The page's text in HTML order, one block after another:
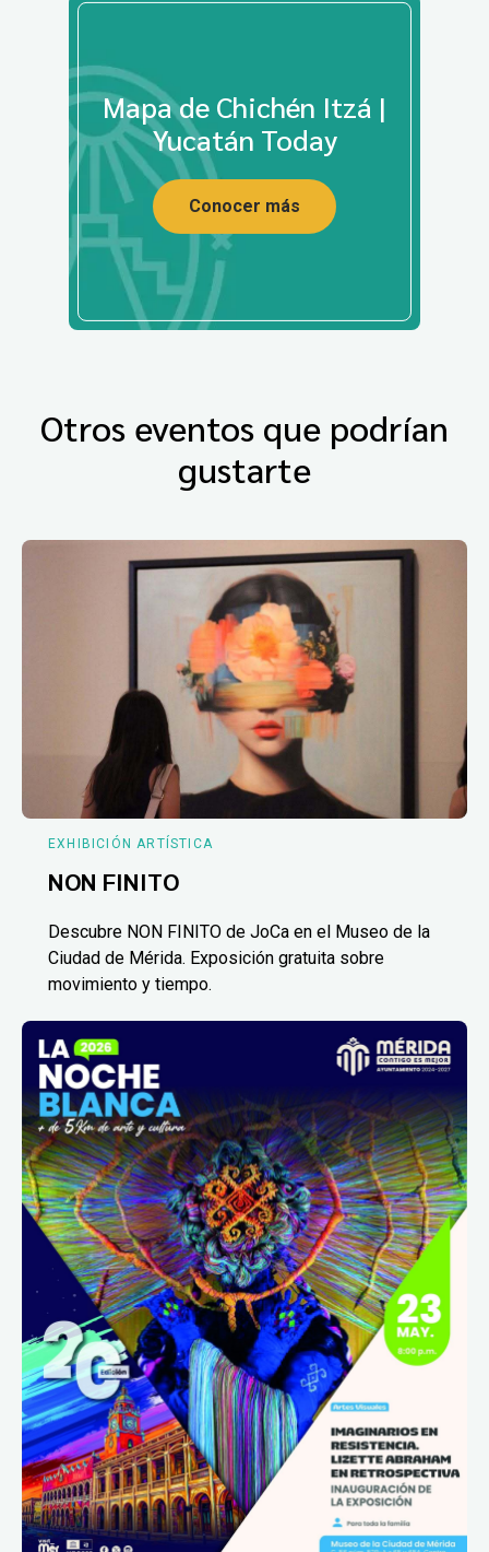
Mapa de Chichén Itzá |
Yucatán Today
Conocer más
Otros eventos que podrían
gustarte
EXHIBICIÓN ARTÍSTICA
NON FINITO
Descubre NON FINITO de JoCa en el Museo de la
Ciudad de Mérida. Exposición gratuita sobre
movimiento y tiempo.